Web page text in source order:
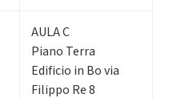
AULA C
Piano Terra
Edificio in Bo via
Filippo Re 8